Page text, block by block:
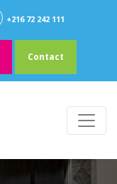
+216 72 242 111
Contact